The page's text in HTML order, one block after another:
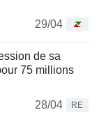
29/04
de sa
75 millions
28/04
RE